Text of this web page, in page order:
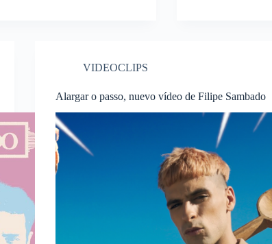
VIDEOCLIPS
Alargar o passo, nuevo vídeo de Filipe Sambado